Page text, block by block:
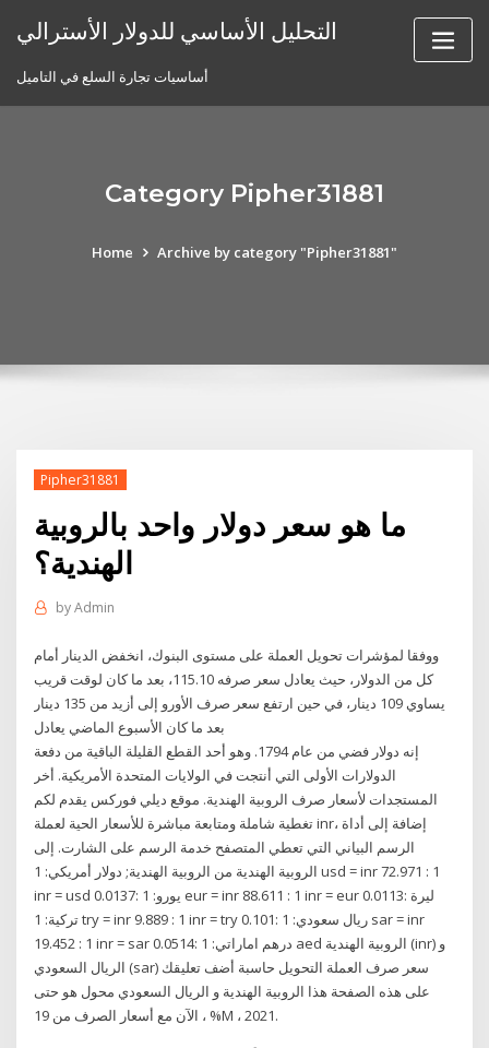
التحليل الأساسي للدولار الأسترالي
أساسيات تجارة السلع في التاميل
Category Pipher31881
Home Archive by category "Pipher31881"
Pipher31881
ما هو سعر دولار واحد بالروبية
الهندية؟
byAdmin
ووفقا لمؤشرات تحويل العملة على مستوى البنوك، انخفض الدينار أمام
كل من الدولار، حيث يعادل سعر صرفه 115.10، بعد ما كان لوقت قريب
يساوي 109 دينار، في حين ارتفع سعر صرف الأورو إلى أزيد من 135 دينار
بعد ما كان الأسبوع الماضي يعادل
إنه دولار فضي من عام 1794. وهو أحد القطع القليلة الباقية من دفعة
الدولارات الأولى التي أنتجت في الولايات المتحدة الأمريكية. أخر
المستجدات لأسعار صرف الروبية الهندية. موقع ديلي فوركس يقدم لكم
تغطية شاملة ومتابعة مباشرة للأسعار الحية لعملة inr، إضافة إلى أداة
الرسم البياني التي تعطي المتصفح خدمة الرسم على الشارت. إلى
الروبية الهندية من الروبية الهندية; دولار أمريكي: 1 usd = inr 72.971 : 1
inr = usd 0.0137: يورو: 1 eur = inr 88.611 : 1 inr = eur 0.0113: ليرة
تركية: 1 try = inr 9.889 : 1 inr = try 0.101: ريال سعودي: 1 sar = inr
19.452 : 1 inr = sar 0.0514: درهم اماراتي: 1 aed الروبية الهندية (inr) و
الريال السعودي (sar) سعر صرف العملة التحويل حاسبة أضف تعليقك
على هذه الصفحة هذا الروبية الهندية و الريال السعودي محول هو حتى
الآن مع أسعار الصرف من 19 ، %M ، 2021.